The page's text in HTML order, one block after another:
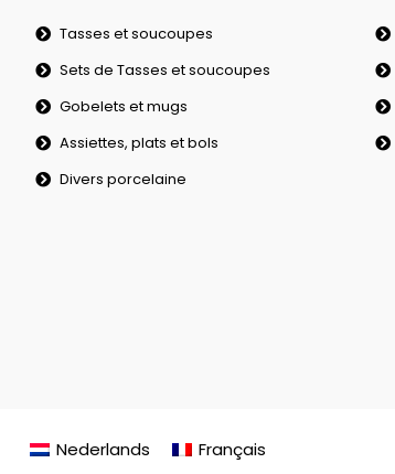
Tasses et soucoupes
Sets de Tasses et soucoupes
Gobelets et mugs
Assiettes, plats et bols
Divers porcelaine
Nederlands Français